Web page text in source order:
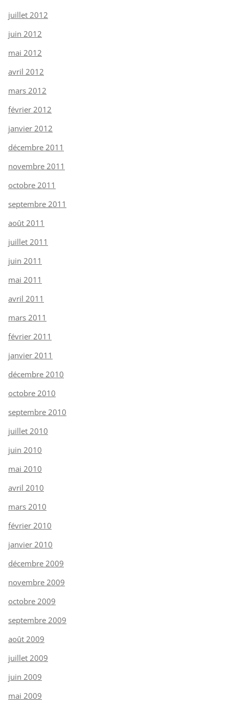
juillet 2012
juin 2012
mai 2012
avril 2012
mars 2012
février 2012
janvier 2012
décembre 2011
novembre 2011
octobre 2011
septembre 2011
août 2011
juillet 2011
juin 2011
mai 2011
avril 2011
mars 2011
février 2011
janvier 2011
décembre 2010
octobre 2010
septembre 2010
juillet 2010
juin 2010
mai 2010
avril 2010
mars 2010
février 2010
janvier 2010
décembre 2009
novembre 2009
octobre 2009
septembre 2009
août 2009
juillet 2009
juin 2009
mai 2009